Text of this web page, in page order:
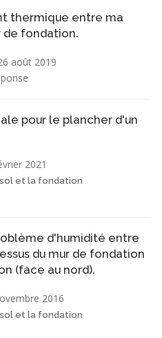
thermique entre ma
fondation.
août 2019
pour le plancher d'un
2021
et la fondation
d'humidité entre
du mur de fondation
(face au nord).
2016
et la fondation